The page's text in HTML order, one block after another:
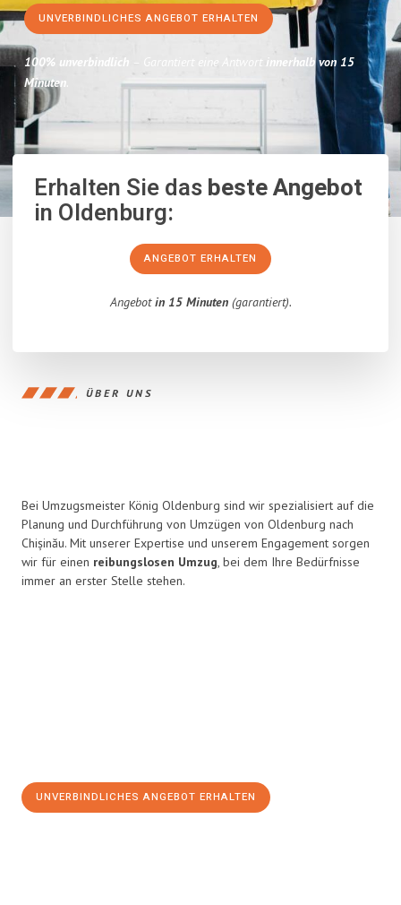
UNVERBINDLICHES ANGEBOT ERHALTEN
100% unverbindlich – Garantiert eine Antwort innerhalb von 15
Minuten.
Erhalten Sie dasbeste Angebot
in Oldenburg:
ANGEBOT ERHALTEN
Angebotin 15 Minuten(garantiert).
ÜBER UNS
Bei Umzugsmeister König Oldenburg sind wir spezialisiert auf die
Planung und Durchführung von Umzügen von Oldenburg nach
Chișinău. Mit unserer Expertise und unserem Engagement sorgen
wir für einen reibungslosen Umzug, bei dem Ihre Bedürfnisse
immer an erster Stelle stehen.
UNVERBINDLICHES ANGEBOT ERHALTEN